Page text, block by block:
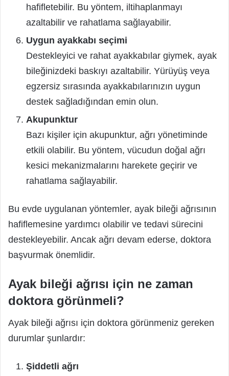
hafifletebilir. Bu yöntem, iltihaplanmayı
azaltabilir ve rahatlama sağlayabilir.
Uygun ayakkabı seçimi
Destekleyici ve rahat ayakkabılar giymek, ayak
bileğinizdeki baskıyı azaltabilir. Yürüyüş veya
egzersiz sırasında ayakkabılarınızın uygun
destek sağladığından emin olun.
Akupunktur
Bazı kişiler için akupunktur, ağrı yönetiminde
etkili olabilir. Bu yöntem, vücudun doğal ağrı
kesici mekanizmalarını harekete geçirir ve
rahatlama sağlayabilir.
Bu evde uygulanan yöntemler, ayak bileği ağrısının
hafiflemesine yardımcı olabilir ve tedavi sürecini
destekleyebilir. Ancak ağrı devam ederse, doktora
başvurmak önemlidir.
Ayak bileği ağrısı için ne zaman
doktora görünmeli?
Ayak bileği ağrısı için doktora görünmeniz gereken
durumlar şunlardır:
Şiddetli ağrı